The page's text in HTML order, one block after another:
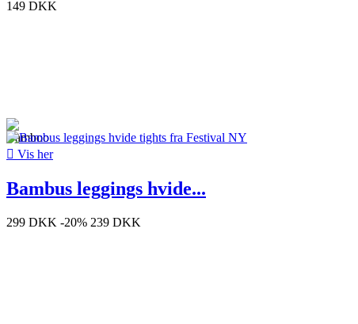
149 DKK
 Vis her
Bambus leggings hvide...
299 DKK -20% 239 DKK